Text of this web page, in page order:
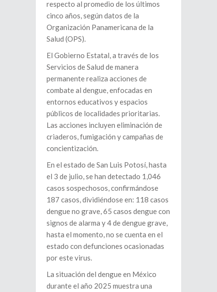
respecto al promedio de los últimos
cinco años, según datos de la
Organización Panamericana de la
Salud (OPS).
El Gobierno Estatal, a través de los
Servicios de Salud de manera
permanente realiza acciones de
combate al dengue, enfocadas en
entornos educativos y espacios
públicos de localidades prioritarias.
Las acciones incluyen eliminación de
criaderos, fumigación y campañas de
concientización.
En el estado de San Luis Potosí, hasta
el 3 de julio, se han detectado 1,046
casos sospechosos, confirmándose
187 casos, dividiéndose en: 118 casos
dengue no grave, 65 casos dengue con
signos de alarma y 4 de dengue grave,
hasta el momento, no se cuenta en el
estado con defunciones ocasionadas
por este virus.
La situación del dengue en México
durante el año 2025 muestra una